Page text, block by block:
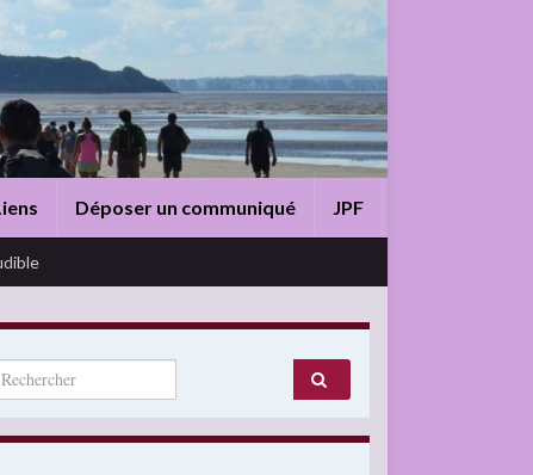
Déposer un communiqué JPF
for: